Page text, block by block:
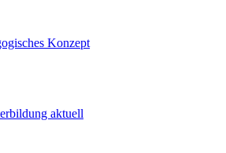
Konzept
aktuell